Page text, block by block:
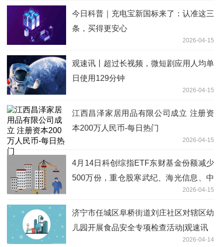
今日科普｜充电宝新国标来了：认准这三
条，买得更安心
2026-04-15
观速讯丨超过长视频，微短剧应用人均单
日使用129分钟
2026-04-15
江西昌泽家居用品有限公司成立 注册资
本200万人民币-每日热门
2026-04-15
4月14日科创综指ETF东财基金份额减少
500万份，重仓股寒武纪、海光信息、中
2026-04-15
济宁市任城区阜桥街道刘庄社区对辖区幼
儿园开展食品安全专项检查活动|观速讯
2026-04-14